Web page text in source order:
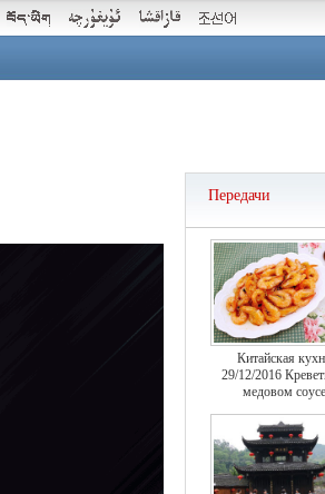
Передачи
Китайская
29/12/2016
медовом соусе